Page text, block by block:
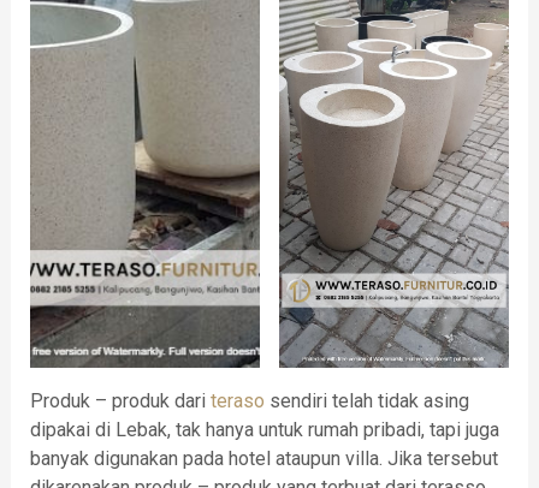
Produk – produk dari teraso sendiri telah tidak asing
dipakai di Lebak, tak hanya untuk rumah pribadi, tapi juga
banyak digunakan pada hotel ataupun villa. Jika tersebut